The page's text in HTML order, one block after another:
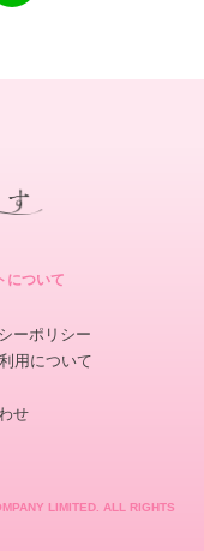
について
ーポリシー
用について
せ
LIMITED. ALL RIGHTS